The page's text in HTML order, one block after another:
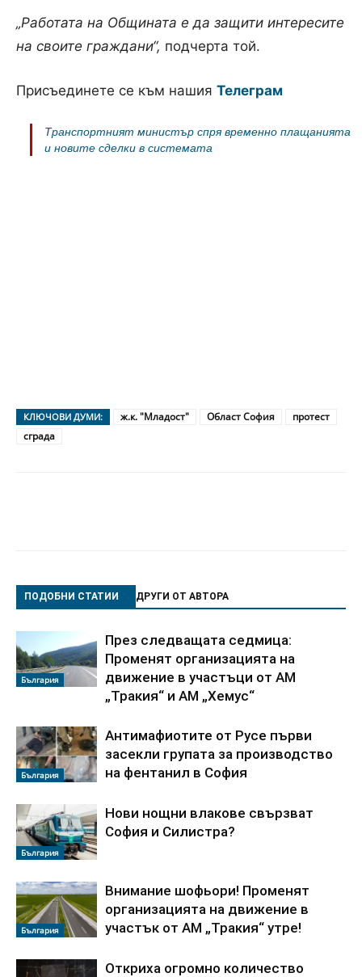
„Работата на Общината е да защити интересите
на своите граждани“, подчерта той.
Присъединете се към нашия Телеграм
Транспортният министър спря временно плащанията
и новите сделки в системата
КЛЮЧОВИ ДУМИ: ж.к. "Младост" Област София
протест
сграда
ПОДОБНИ СТАТИИ ДРУГИ ОТ АВТОРА
България
През следващата седмица:
Променят организацията на
движение в участъци от АМ
„Тракия“ и АМ „Хемус“
България
Антимафиотите от Русе първи
засекли групата за производство
на фентанил в София
България
Нови нощни влакове свързват
София и Силистра?
България
Внимание шофьори! Променят
организацията на движение в
участък от АМ „Тракия“ утре!
Откриха огромно количество